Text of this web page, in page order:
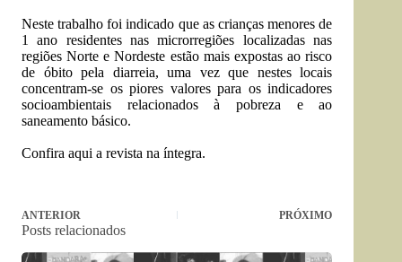
Neste trabalho foi indicado que as crianças menores de
1 ano residentes nas microrregiões localizadas nas
regiões Norte e Nordeste estão mais expostas ao risco
de óbito pela diarreia, uma vez que nestes locais
concentram-se os piores valores para os indicadores
socioambientais relacionados à pobreza e ao
saneamento básico.
Confira aqui a revista na íntegra.
ANTERIOR PRÓXIMO
Posts relacionados